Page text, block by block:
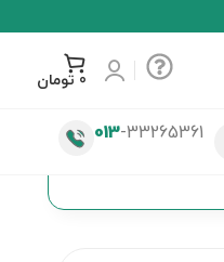
0 تومان
013-33265361